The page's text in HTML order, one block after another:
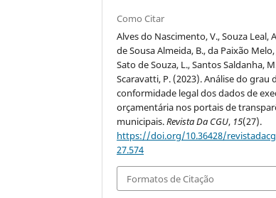
Como Citar
Alves do Nascimento, V., Souza Leal,
de Sousa Almeida, B., da Paixão Melo,
Sato de Souza, L., Santos Saldanha,
Scaravatti, P. (2023). Análise do grau
conformidade legal dos dados de
orçamentária nos portais de
municipais.Revista Da CGU, 15(27).
https://doi.org/10.36428/
27.574
Formatos de Citação